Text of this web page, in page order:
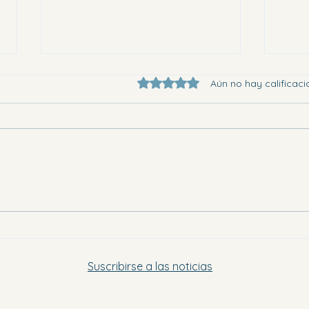
Obtuvo 0 de 5 estrellas.
Aún no hay
Suscribirse a las noticias